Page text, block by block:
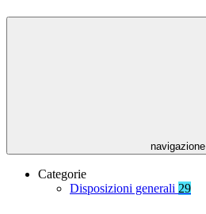
navigazione
Categorie
Disposizioni generali 29